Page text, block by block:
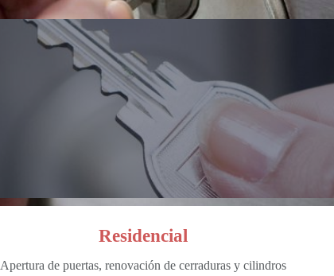
Residencial
Apertura de puertas, renovación de cerraduras y cilindros